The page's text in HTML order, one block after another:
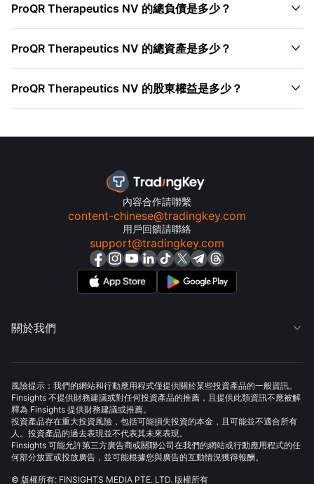
ProQR Therapeutics NV 的總負債是多少？ 
ProQR Therapeutics NV 的總資產是多少？ 
ProQR Therapeutics NV 的股東權益是多少？ 
內容合作請聯繫
content-chinese@tradingkey.com
用戶回饋請聯絡
support@tradingkey.com
關於我們 
風險提示：我們的網站和行動應用程式僅提供關於某些投資產品的一般資訊。
Finsights 不提供財務建議或對任何投資產品的推薦，且提供此類資訊不應被解
釋為 Finsights 提供財務建議或推薦。
投資產品存在重大投資風險，包括可能損失投資的本金，且可能並不適合所有
人。投資產品的過去表現並不代表其未來表現。
Finsights 可能允許第三方廣告商或關聯公司在我們的網站或行動應用程式的任
何部分放置或投放廣告，並可能根據您與廣告的互動情況獲得報酬。
© 版權所有: FINSIGHTS MEDIA PTE. LTD. 版權所有